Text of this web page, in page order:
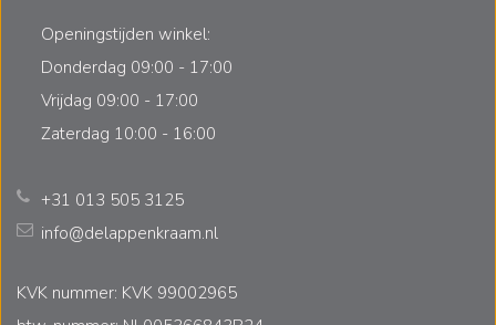
Openingstijden winkel:
Donderdag 09:00 - 17:00
Vrijdag 09:00 - 17:00
Zaterdag 10:00 - 16:00
+31 013 505 3125
info@delappenkraam.nl
KVK nummer: KVK 99002965